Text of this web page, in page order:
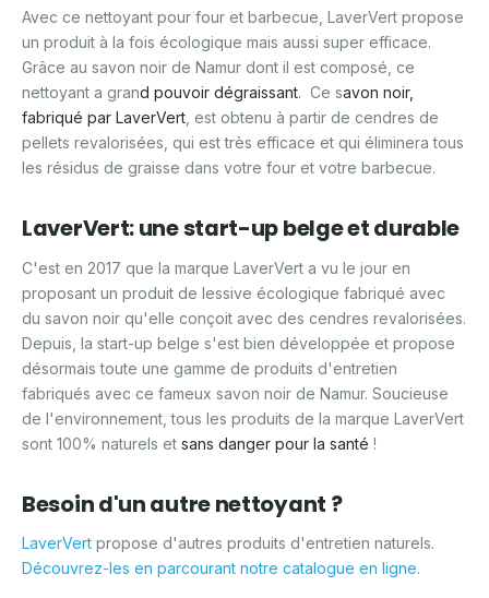
Avec ce nettoyant pour four et barbecue, LaverVert propose
un produit à la fois écologique mais aussi super efficace.
Grâce au savon noir de Namur dont il est composé, ce
nettoyant a grand pouvoir dégraissant. Ce savon noir,
fabriqué par LaverVert , est obtenu à partir de cendres de
pellets revalorisées, qui est très efficace et qui éliminera tous
les résidus de graisse dans votre four et votre barbecue.
LaverVert: une start-up belge et durable
C'est en 2017 que la marque LaverVert a vu le jour en
proposant un produit de lessive écologique fabriqué avec
du savon noir qu'elle conçoit avec des cendres revalorisées.
Depuis, la start-up belge s'est bien développée et propose
désormais toute une gamme de produits d'entretien
fabriqués avec ce fameux savon noir de Namur. Soucieuse
de l'environnement, tous les produits de la marque LaverVert
sont 100% naturels et sans danger pour la santé !
Besoin d'un autre nettoyant ?
LaverVert propose d'autres produits d'entretien naturels.
Découvrez-les en parcourant notre catalogue en ligne.